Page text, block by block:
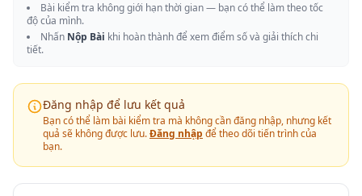
Bài kiểm tra không giới hạn thời gian — bạn có thể làm theo tốc
độ của mình.
Nhấn Nộp Bài khi hoàn thành để xem điểm số và giải thích chi
tiết.
Đăng nhập để lưu kết quả
Bạn có thể làm bài kiểm tra mà không cần đăng nhập, nhưng kết
quả sẽ không được lưu.Đăng nhập để theo dõi tiến trình của
bạn.